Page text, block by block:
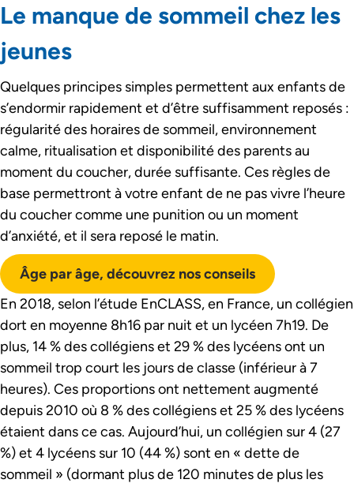
Le manque de sommeil chez les
jeunes
Quelques principes simples permettent aux enfants de
s’endormir rapidement et d’être suffisamment reposés :
régularité des horaires de sommeil, environnement
calme, ritualisation et disponibilité des parents au
moment du coucher, durée suffisante. Ces règles de
base permettront à votre enfant de ne pas vivre l’heure
du coucher comme une punition ou un moment
d’anxiété, et il sera reposé le matin.
Âge par âge, découvrez nos conseils
En 2018, selon l’étude EnCLASS, en France, un collégien
dort en moyenne 8h16 par nuit et un lycéen 7h19. De
plus, 14 % des collégiens et 29 % des lycéens ont un
sommeil trop court les jours de classe (inférieur à 7
heures). Ces proportions ont nettement augmenté
depuis 2010 où 8 % des collégiens et 25 % des lycéens
étaient dans ce cas. Aujourd’hui, un collégien sur 4 (27
%) et 4 lycéens sur 10 (44 %) sont en « dette de
sommeil » (dormant plus de 120 minutes de plus les